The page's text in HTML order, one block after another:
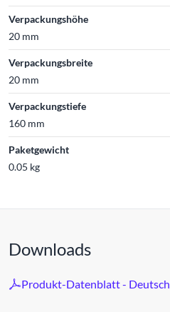
Verpackungshöhe
20 mm
Verpackungsbreite
20 mm
Verpackungstiefe
160 mm
Paketgewicht
0.05 kg
Downloads
Produkt-Datenblatt - Deutsch